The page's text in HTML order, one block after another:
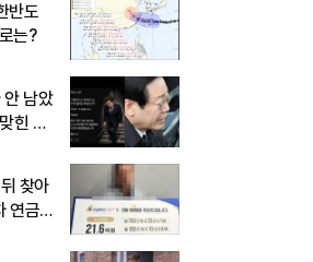
반도
는?
안 남았
힌 무
찾아
연금